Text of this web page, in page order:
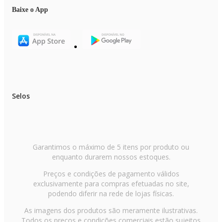
Marca: Mondial
Voltagem: 127V ou 220V (Não é Bivolt)
Capacidade: 308L
Dupla Função: Sim
OBSERVAÇÕES IMPORTANTES
- As cores do produto podem variar de acordo com a calibração e
- As imagens são meramente ilustrativas.
- O produto real pode apresentar pequenas variações de tonalidade,
ou acabamento.
Baixe o App
Selos
Garantimos o máximo de 5 itens por produto ou
enquanto durarem nossos estoques.
Preços e condições de pagamento válidos
exclusivamente para compras efetuadas no site,
podendo diferir na rede de lojas físicas.
As imagens dos produtos são meramente ilustrativas.